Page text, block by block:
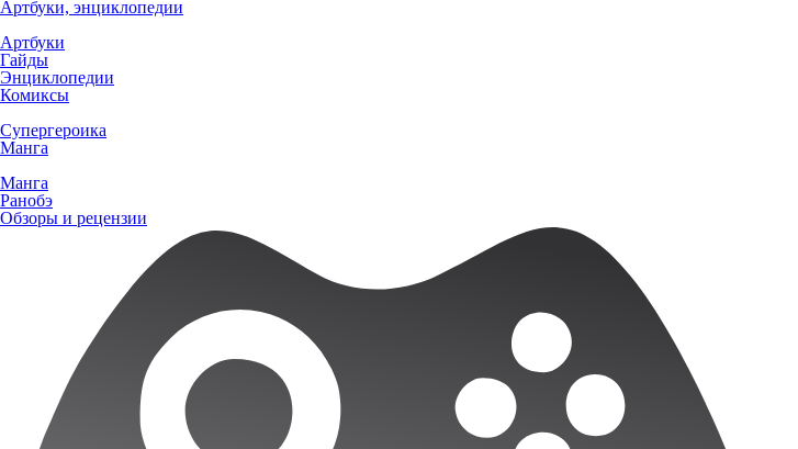
Артбуки, энциклопедии
Артбуки
Гайды
Энциклопедии
Комиксы
Супергероика
Манга
Манга
Ранобэ
Обзоры и рецензии